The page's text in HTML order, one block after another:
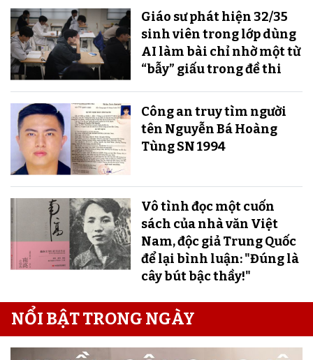
Giáo sư phát hiện 32/35
sinh viên trong lớp dùng
AI làm bài chỉ nhờ một từ
“bẫy” giấu trong đề thi
Công an truy tìm người
tên Nguyễn Bá Hoàng
Tùng SN 1994
Vô tình đọc một cuốn
sách của nhà văn Việt
Nam, độc giả Trung Quốc
để lại bình luận: "Đúng là
cây bút bậc thầy!"
NỔI BẬT TRONG NGÀY